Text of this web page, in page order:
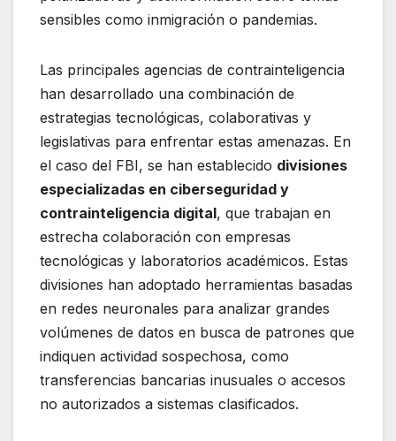
sensibles como inmigración o pandemias.
Las principales agencias de contrainteligencia
han desarrollado una combinación de
estrategias tecnológicas, colaborativas y
legislativas para enfrentar estas amenazas. En
el caso del FBI, se han establecido divisiones
especializadas en ciberseguridad y
contrainteligencia digital, que trabajan en
estrecha colaboración con empresas
tecnológicas y laboratorios académicos. Estas
divisiones han adoptado herramientas basadas
en redes neuronales para analizar grandes
volúmenes de datos en busca de patrones que
indiquen actividad sospechosa, como
transferencias bancarias inusuales o accesos
no autorizados a sistemas clasificados.